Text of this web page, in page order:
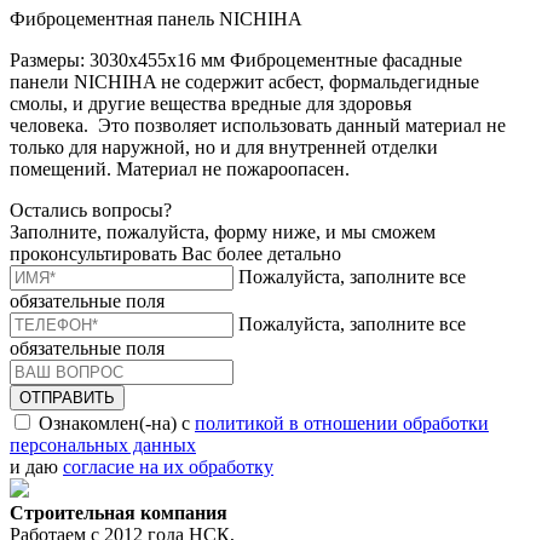
Фиброцементная панель NICHIHA
Размеры: 3030х455х16 мм Фиброцементные фасадные
панели NICHIHA не содержит асбест, формальдегидные
смолы, и другие вещества вредные для здоровья
человека. Это позволяет использовать данный материал не
только для наружной, но и для внутренней отделки
помещений. Материал не пожароопасен.
Остались вопросы?
Заполните, пожалуйста, форму ниже, и мы сможем
проконсультировать Вас более детально
Пожалуйста, заполните все
обязательные поля
Пожалуйста, заполните все
обязательные поля
ОТПРАВИТЬ
Ознакомлен(-на) с политикой в отношении обработки
персональных данных
и даю согласие на их обработку
Строительная компания
Работаем с 2012 года НСК,